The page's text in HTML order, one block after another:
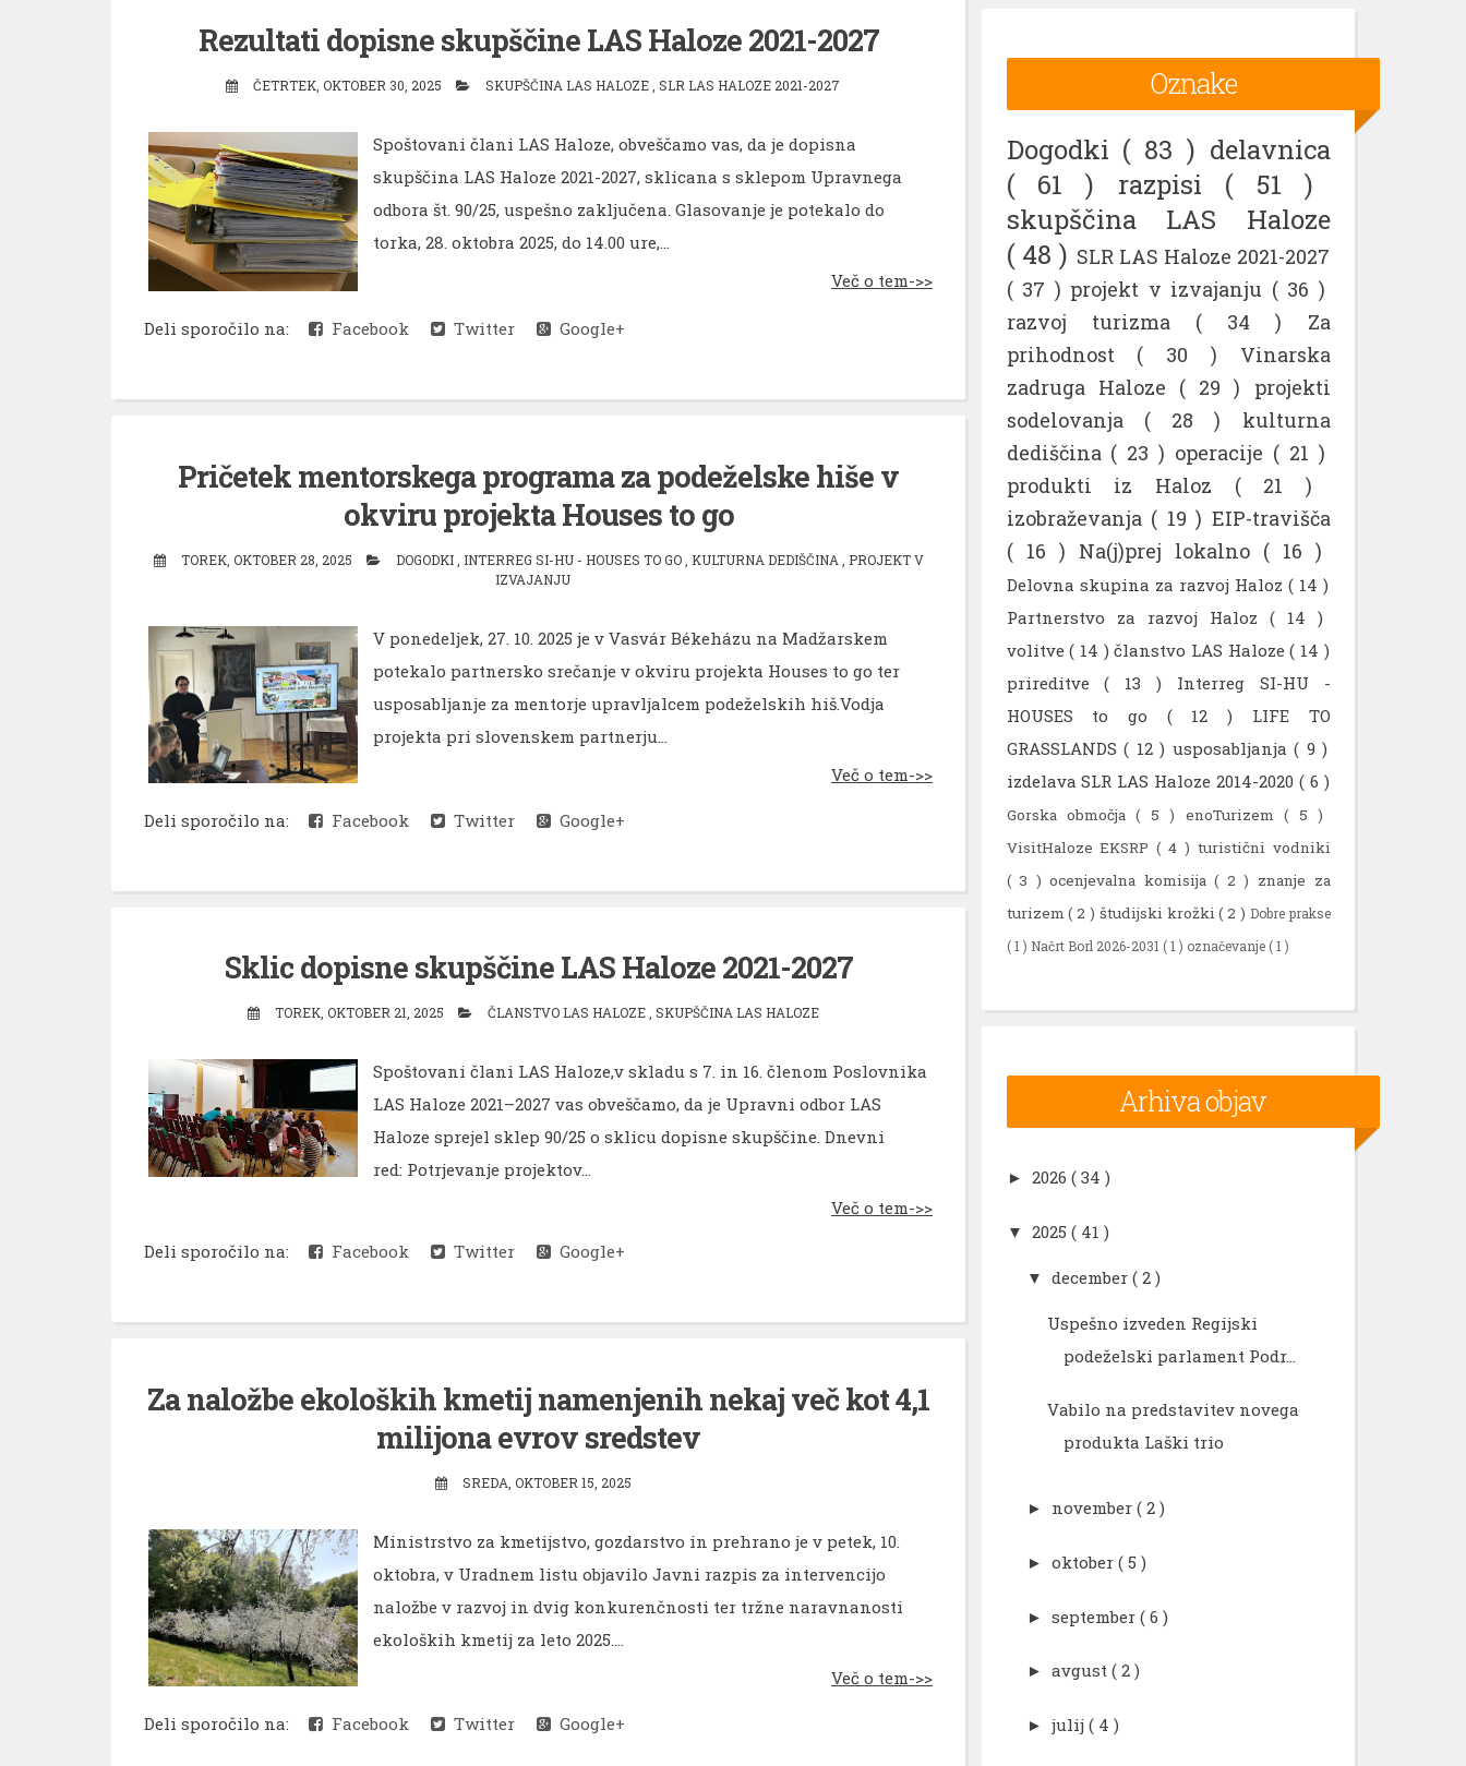
Rezultati dopisne skupščine LAS Haloze 2021-2027
ČETRTEK, OKTOBER 30, 2025 SKUPŠČINA LAS HALOZE SLR LAS HALOZE 2021-2027
Spoštovani člani LAS Haloze, obveščamo vas, da je dopisna
skupščina LAS Haloze 2021-2027, sklicana s sklepom Upravnega
odbora št. 90/25, uspešno zaključena. Glasovanje je potekalo do
torka, 28. oktobra 2025, do 14.00 ure,...
Več o tem->>
Deli sporočilo na: Facebook Twitter Google+
Pričetek mentorskega programa za podeželske hiše v
okviru projekta Houses to go
TOREK, OKTOBER 28, 2025 DOGODKI INTERREG SI-HU - HOUSES TO GO KULTURNA DEDIŠČINA
PROJEKT V
IZVAJANJU
V ponedeljek, 27. 10. 2025 je v Vasvár Békeházu na Madžarskem
potekalo partnersko srečanje v okviru projekta Houses to go ter
usposabljanje za mentorje upravljalcem podeželskih hiš.Vodja
projekta pri slovenskem partnerju...
Več o tem->>
Deli sporočilo na: Facebook Twitter Google+
Sklic dopisne skupščine LAS Haloze 2021-2027
TOREK, OKTOBER 21, 2025 ČLANSTVO LAS HALOZE, SKUPŠČINA LAS HALOZE
Spoštovani člani LAS Haloze,v skladu s 7. in 16. členom Poslovnika
LAS Haloze 2021–2027 vas obveščamo, da je Upravni odbor LAS
Haloze sprejel sklep 90/25 o sklicu dopisne skupščine. Dnevni
red: Potrjevanje projektov...
Več o tem->>
Deli sporočilo na:
Facebook Twitter Google+
Za naložbe ekoloških kmetij namenjenih nekaj več kot 4,1
milijona evrov sredstev
SREDA, OKTOBER 15, 2025
Ministrstvo za kmetijstvo, gozdarstvo in prehrano je v petek, 10.
oktobra, v Uradnem listu objavilo Javni razpis za intervencijo
naložbe v razvoj in dvig konkurenčnosti ter tržne naravnanosti
ekoloških kmetij za leto 2025....
Več o tem->>
Deli sporočilo na: Facebook Twitter Google+
Oznake
Dogodki ( 83 ) delavnica
( 61 ) razpisi ( 51 )
skupščina LAS Haloze
( 48 ) SLR LAS Haloze 2021-2027
( 37 ) projekt v izvajanju ( 36 )
razvoj turizma ( 34 ) Za
prihodnost ( 30 ) Vinarska
zadruga Haloze ( 29 ) projekti
sodelovanja ( 28 ) kulturna
dediščina ( 23 ) operacije ( 21 )
produkti iz Haloz ( 21 )
izobraževanja ( 19 ) EIP-travišča
( 16 ) Na(j)prej lokalno ( 16 )
Delovna skupina za razvoj Haloz( 14 )
Partnerstvo za razvoj Haloz ( 14 )
volitve( 14 )članstvo LAS Haloze( 14 )
prireditve( 13 ) Interreg SI-HU -
HOUSES to go ( 12 ) LIFE TO
GRASSLANDS ( 12 ) usposabljanja ( 9 )
izdelava SLR LAS Haloze 2014-2020 ( 6 )
Gorska območja( 5 ) enoTurizem( 5 )
VisitHaloze EKSRP( 4 ) turistični vodniki
( 3 )ocenjevalna komisija( 2 ) znanje za
turizem( 2 ) študijski krožki( 2 ) Dobre prakse
( 1 ) Načrt Borl 2026-2031 ( 1 ) označevanje ( 1 )
Arhiva objav
► 2026 ( 34 )
▼ 2025 ( 41 )
▼ december ( 2 )
Uspešno izveden Regijski
podeželski parlament Podr...
Vabilo na predstavitev novega
produkta Laški trio
► november ( 2 )
► oktober ( 5 )
► september ( 6 )
► avgust ( 2 )
► julij ( 4 )